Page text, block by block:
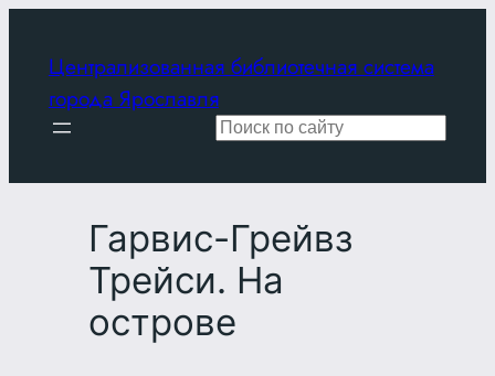
содержимому
Централизованная библиотечная система
города Ярославля
Поиск
Гарвис-Грейвз
Трейси. На
острове